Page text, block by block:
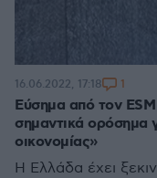
Εύσημα από τον
σημαντικά ορόσημα
οικονομίας»
Η Ελλάδα έχει
16.06.2022, 17:18 1